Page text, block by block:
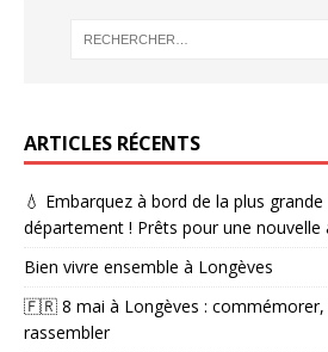
ARTICLES RÉCENTS
💧 Embarquez à bord de la plus
département ! Prêts pour une nouvelle
Bien vivre ensemble à Longèves
🇫🇷 8 mai à Longèves : commémorer,
rassembler